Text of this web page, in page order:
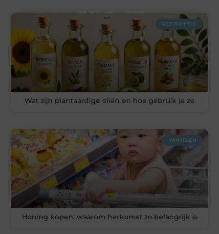
GEZONDHEID
Wat zijn plantaardige oliën en hoe gebruik je ze
WINKELEN
Honing kopen: waarom herkomst zo belangrijk is